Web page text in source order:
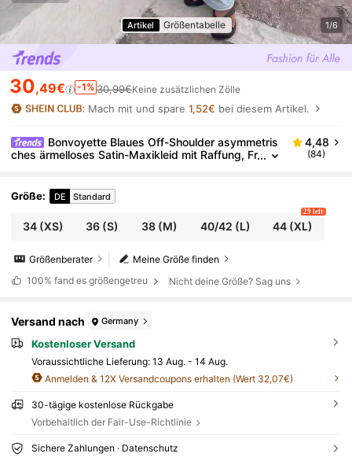
Artikel Größentabelle 1/6
30,49€ -1% 30,99€Keine zusätzlichen Zölle
Mach mit und spare1,52€ bei diesem Artikel.
Bonvoyette Blaues Off-Shoulder asymmetris
ches ärmelloses Satin-Maxikleid mit Raffung, Fr
stagskleid für Frauen, gehobene Eleganz, Party-Mu
st-Have, Weihnachtskleid, Valentinstagkleid, Silvest
4,48
(84)
Größe: DE Standard
34(XS) 36 (S) 38(M) 40/42 (L) 44 (XL)
29 left
Meine Größe finden
Größenberater
100% fand es größengetreu Nicht deine Größe? Sag uns
Versand nach Germany
Kostenloser Versand
Voraussichtliche Lieferung: 13 Aug. - 14 Aug.
Anmelden & 12X Versandcoupons erhalten (Wert 32,07€)
30-tägige kostenlose Rückgabe
Vorbehaltlich der Fair-Use-Richtlinie
Sichere Zahlungen · Datenschutz